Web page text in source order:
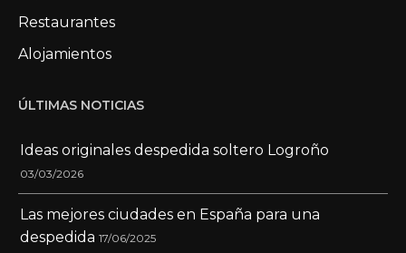
Restaurantes
Alojamientos
ÚLTIMAS NOTICIAS
Ideas originales despedida soltero Logroño
03/03/2026
Las mejores ciudades en España para una
despedida 17/06/2025